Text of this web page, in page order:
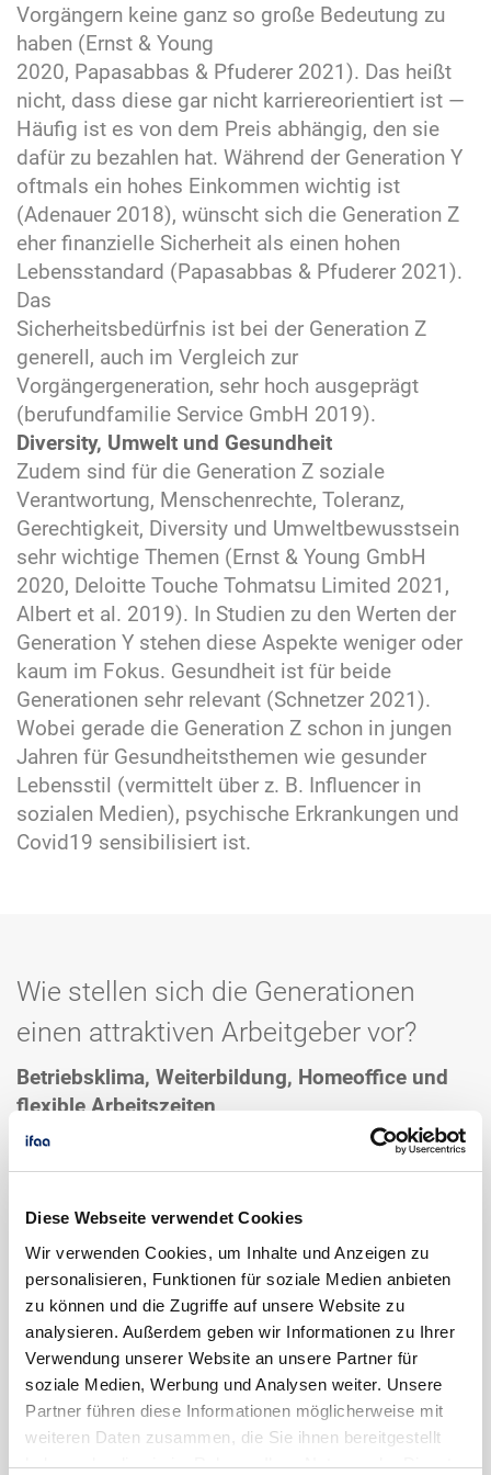
Diese Webseite verwendet Cookies
Wir verwenden Cookies, um Inhalte und Anzeigen zu
personalisieren, Funktionen für soziale Medien anbieten
zu können und die Zugriffe auf unsere Website zu
analysieren. Außerdem geben wir Informationen zu Ihrer
Verwendung unserer Website an unsere Partner für
soziale Medien, Werbung und Analysen weiter. Unsere
Partner führen diese Informationen möglicherweise mit
weiteren Daten zusammen, die Sie ihnen bereitgestellt
haben oder die sie im Rahmen Ihrer Nutzung der Dienste
Vorgängern keine ganz so große Bedeutung zu
haben (Ernst & Young
2020, Papasabbas & Pfuderer 2021). Das heißt
nicht, dass diese gar nicht karriereorientiert ist —
Häufig ist es von dem Preis abhängig, den sie
dafür zu bezahlen hat. Während der Generation Y
oftmals ein hohes Einkommen wichtig ist
(Adenauer 2018), wünscht sich die Generation Z
eher finanzielle Sicherheit als einen hohen
Lebensstandard (Papasabbas & Pfuderer 2021).
Das
Sicherheitsbedürfnis ist bei der Generation Z
generell, auch im Vergleich zur
Vorgängergeneration, sehr hoch ausgeprägt
(berufundfamilie Service GmbH 2019).
Diversity, Umwelt und Gesundheit
Zudem sind für die Generation Z soziale
Verantwortung, Menschenrechte, Toleranz,
Gerechtigkeit, Diversity und Umweltbewusstsein
sehr wichtige Themen (Ernst & Young GmbH
2020, Deloitte Touche Tohmatsu Limited 2021,
Albert et al. 2019). In Studien zu den Werten der
Generation Y stehen diese Aspekte weniger oder
kaum im Fokus. Gesundheit ist für beide
Generationen sehr relevant (Schnetzer 2021).
Wobei gerade die Generation Z schon in jungen
Jahren für Gesundheitsthemen wie gesunder
Lebensstil (vermittelt über z. B. Influencer in
sozialen Medien), psychische Erkrankungen und
Covid19 sensibilisiert ist.
Wie stellen sich die Generationen
einen attraktiven Arbeitgeber vor?
Betriebsklima, Weiterbildung, Homeoffice und
flexible Arbeitszeiten
Sowohl die Aussicht auf einen sicheren Job als
auch ein gutes Betriebsklima liegen bei beiden
und werden als sehr wichtig eingestuft (Adenauer
2018, Albert et al. 2019, Papasabbas & Pfuderer
2021, Ernst & Young 2020). Genauso sind
Weiterbildungsangebote und die Aussicht auf
persönliche Weiterentwicklung Kriterien, die für
die Wahl eines Arbeitgebers sprechen können
(Zenjob 2021, Randstad Deutschland 2021,
Adenauer 2018).
Auch die Möglichkeit einer guten Vereinbarkeit